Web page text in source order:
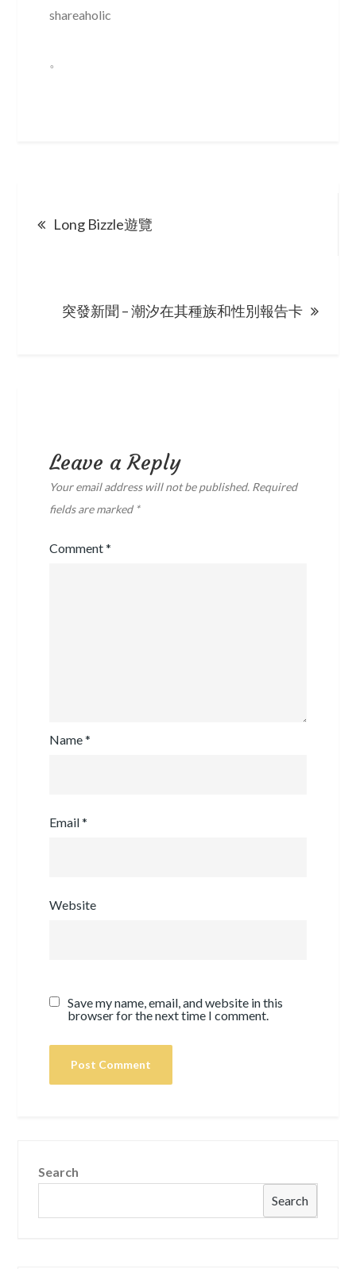
shareaholic
。
navigation
Long Bizzle遊覽
突發新聞 – 潮汐在其種族和性別報告卡
Leave a Reply
Your email address will not be published. Required
fields are marked *
Comment*
Name*
Email*
Website
Save my name, email, and website in this
browser for the next time I comment.
Search
Search